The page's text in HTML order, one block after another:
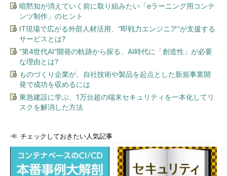
暗黙知が消えていく前に取り組みたい「eラーニング用コンテ
ンツ制作」のヒント
IT現場で広がる外部人材活用、“即戦力エンジニア”が支援する
サービスとは?
“第4世代AI”開発の軌跡から探る、AI時代に「創造性」が必要
な理由とは?
ものづくり企業が、自社技術や製品を起点とした新規事業開
発で成功を収めるには
東急建設に学ぶ、1万台超の端末セキュリティを一本化してリ
スクを解消した方法
チェックしておきたい人気記事